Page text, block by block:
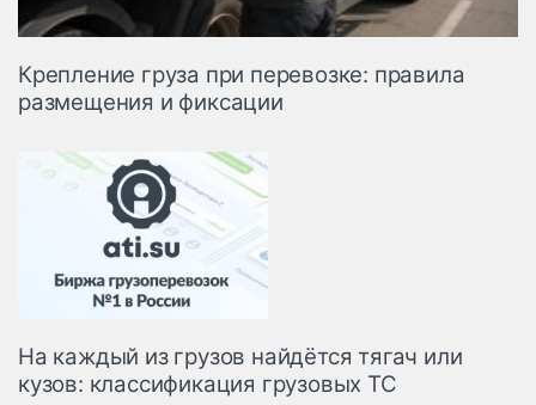
Крепление груза при перевозке: правила
размещения и фиксации
На каждый из грузов найдётся тягач или
кузов: классификация грузовых ТС